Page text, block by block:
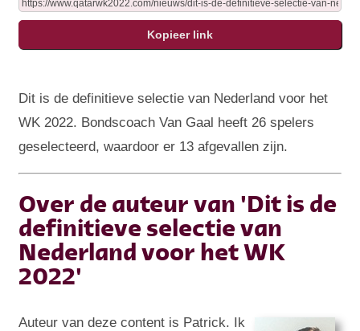
Dit is de definitieve selectie van Nederland voor het
WK 2022. Bondscoach Van Gaal heeft 26 spelers
geselecteerd, waardoor er 13 afgevallen zijn.
Over de auteur van 'Dit is de
definitieve selectie van
Nederland voor het WK
2022'
Auteur van deze content is Patrick. Ik